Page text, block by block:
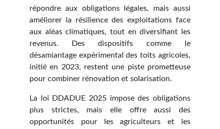
répondre aux obligations légales, mais aussi
améliorer la résilience des exploitations face
aux aléas climatiques, tout en diversifiant les
revenus. Des dispositifs comme le
désamiantage expérimental des toits agricoles,
initié en 2023, restent une piste prometteuse
pour combiner rénovation et solarisation.
La loi DDADUE 2025 impose des obligations
plus strictes, mais elle offre aussi des
opportunités pour les agriculteurs et les